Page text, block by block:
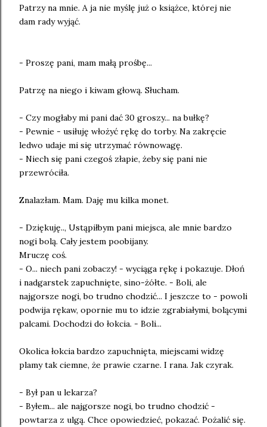
Patrzy na mnie. A ja nie myślę już o książce, której nie
dam rady wyjąć.
- Proszę pani, mam małą prośbę...
Patrzę na niego i kiwam głową. Słucham.
- Czy mogłaby mi pani dać 30 groszy... na bułkę?
- Pewnie - usiłuję włożyć rękę do torby. Na zakręcie
ledwo udaje mi się utrzymać równowagę.
- Niech się pani czegoś złapie, żeby się pani nie
przewróciła.
Znalazłam. Mam. Daję mu kilka monet.
- Dziękuję.., Ustąpiłbym pani miejsca, ale mnie bardzo
nogi bolą. Cały jestem poobijany.
Mruczę coś.
- O... niech pani zobaczy! - wyciąga rękę i pokazuje. Dłoń
i nadgarstek zapuchnięte, sino-żółte. - Boli, ale
najgorsze nogi, bo trudno chodzić... I jeszcze to - powoli
podwija rękaw, opornie mu to idzie zgrabiałymi, bolącymi
palcami. Dochodzi do łokcia. - Boli...
Okolica łokcia bardzo zapuchnięta, miejscami widzę
plamy tak ciemne, że prawie czarne. I rana. Jak czyrak.
- Był pan u lekarza?
- Byłem... ale najgorsze nogi, bo trudno chodzić -
powtarza z ulgą. Chce opowiedzieć, pokazać. Pożalić się.